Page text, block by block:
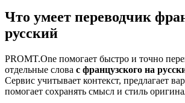
Что умеет переводчик
русский
PROMT.One помогает быстро и точно
отдельные слова с французского на
Сервис учитывает контекст, предлагает
помогает сохранять смысл и стиль